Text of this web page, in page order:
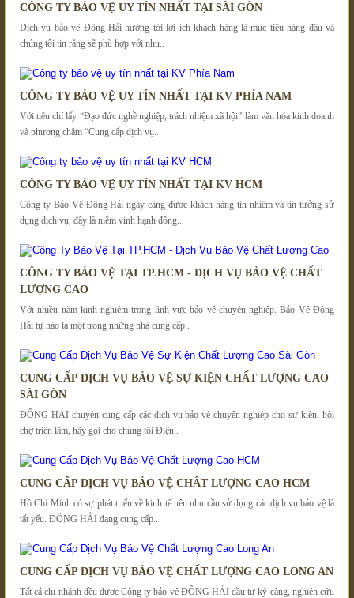
CÔNG TY BẢO VỆ UY TÍN NHẤT TẠI SÀI GÒN
Dịch vụ bảo vệ Đông Hải hướng tới lợi ích khách hàng là mục tiêu hàng đầu và
chúng tôi tin rằng sẽ phù hợp với nhu..
CÔNG TY BẢO VỆ UY TÍN NHẤT TẠI KV PHÍA NAM
Với tiêu chí lấy “Đạo đức nghề nghiệp, trách nhiệm xã hội” làm văn hóa kinh doanh
và phương châm “Cung cấp dịch vụ..
CÔNG TY BẢO VỆ UY TÍN NHẤT TẠI KV HCM
Công ty Bảo Vệ Đông Hải ngày càng được khách hàng tín nhiệm và tin tưởng sử
dụng dịch vụ, đây là niềm vinh hạnh đồng..
CÔNG TY BẢO VỆ TẠI TP.HCM - DỊCH VỤ BẢO VỆ CHẤT
LƯỢNG CAO
Với nhiều năm kinh nghiệm trong lĩnh vực bảo vệ chuyên nghiệp. Bảo Vệ Đông
Hải tự hào là một trong những nhà cung cấp..
CUNG CẤP DỊCH VỤ BẢO VỆ SỰ KIỆN CHẤT LƯỢNG CAO
SÀI GÒN
ĐÔNG HẢI chuyên cung cấp các dịch vụ bảo vệ chuyên nghiệp cho sự kiện, hội
chợ triển lãm, hãy gọi cho chúng tôi Điện..
CUNG CẤP DỊCH VỤ BẢO VỆ CHẤT LƯỢNG CAO HCM
Hồ Chí Minh có sự phát triển về kinh tế nên nhu cầu sử dụng các dịch vụ bảo vệ là
tất yếu. ĐÔNG HẢI đang cung cấp..
CUNG CẤP DỊCH VỤ BẢO VỆ CHẤT LƯỢNG CAO LONG AN
Tất cả chi nhánh đều được Công ty bảo vệ ĐÔNG HẢI đầu tư kỹ càng, nghiên cứu